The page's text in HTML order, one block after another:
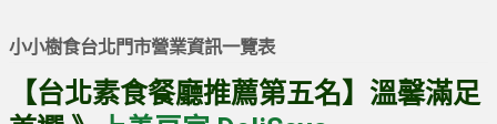
小小樹食台北門市營業資訊一覽表
【台北素食餐廳推薦第五名】溫馨滿足